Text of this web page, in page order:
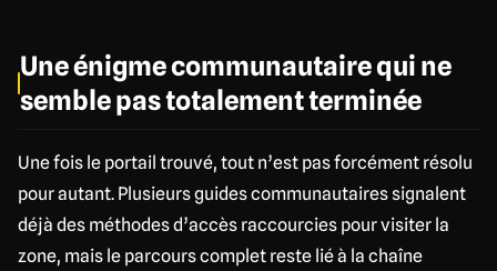
Une énigme communautaire qui ne
semble pas totalement terminée
Une fois le portail trouvé, tout n’est pas forcément résolu
pour autant. Plusieurs guides communautaires signalent
déjà des méthodes d’accès raccourcies pour visiter la
zone, mais le parcours complet reste lié à la chaîne